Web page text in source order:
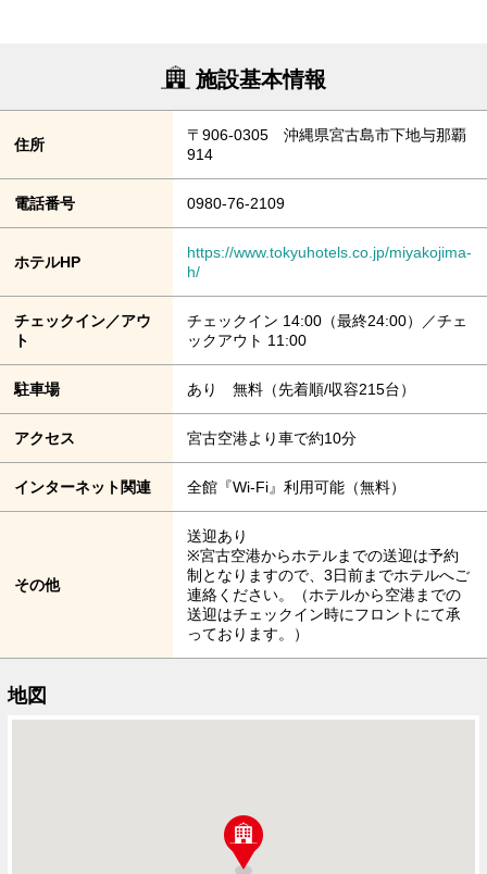
施設基本情報
住所
〒906-0305 沖縄県宮古島市下地与那覇
914
電話番号 0980-76-2109
ホテルHP
https://www.tokyuhotels.co.jp/miyakojima-
h/
チェックイン／アウ
ト
チェックイン 14:00（最終24:00）／チェ
ックアウト 11:00
駐車場 あり 無料（先着順/収容215台）
アクセス 宮古空港より車で約10分
インターネット関連 全館『Wi-Fi』利用可能（無料）
その他
送迎あり
※宮古空港からホテルまでの送迎は予約
制となりますので、3日前までホテルへご
連絡ください。（ホテルから空港までの
送迎はチェックイン時にフロントにて承
っております。）
地図